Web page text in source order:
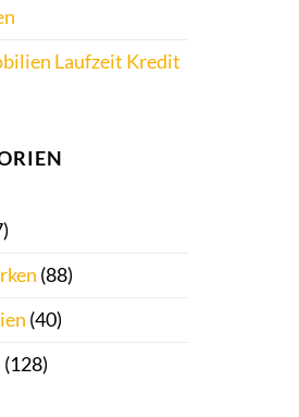
Laufzeit Kredit
(88)
(40)
(128)